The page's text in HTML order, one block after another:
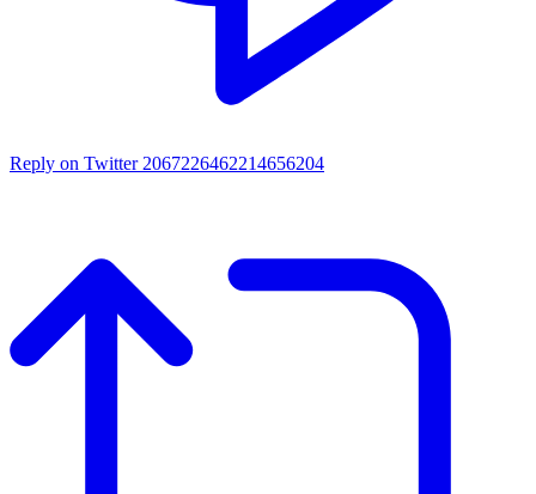
Reply on Twitter 2067226462214656204